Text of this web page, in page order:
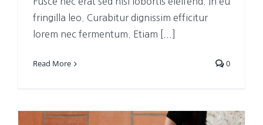
fringilla leo. Curabitur dignissim efficitur
lorem nec fermentum. Etiam [...]
Read More 0